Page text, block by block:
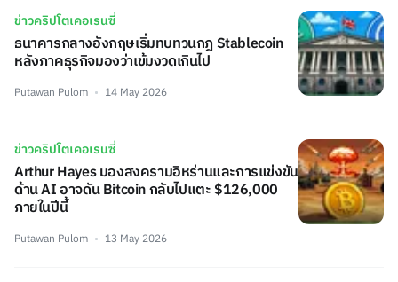
ข่าวคริปโตเคอเรนซี่
ธนาคารกลางอังกฤษเริ่มทบทวนกฎ Stablecoin
หลังภาคธุรกิจมองว่าเข้มงวดเกินไป
Putawan Pulom 14 May 2026
ข่าวคริปโตเคอเรนซี่
Arthur Hayes มองสงครามอิหร่านและการแข่งขัน
ด้าน AI อาจดัน Bitcoin กลับไปแตะ $126,000
ภายในปีนี้
Putawan Pulom 13 May 2026